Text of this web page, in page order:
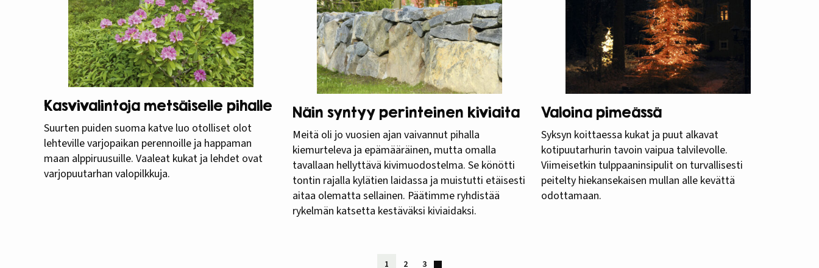
Kasvivalintoja metsäiselle pihalle
Suurten puiden suoma katve luo otolliset olot
lehteville varjopaikan perennoille ja happaman
maan alppiruusuille. Vaaleat kukat ja lehdet ovat
varjopuutarhan valopilkkuja.
Näin syntyy perinteinen kiviaita
Meitä oli jo vuosien ajan vaivannut pihalla
kiemurteleva ja epämääräinen, mutta omalla
tavallaan hellyttävä kivimuodostelma. Se könötti
tontin rajalla kylätien laidassa ja muistutti etäisesti
aitaa olematta sellainen. Päätimme ryhdistää
rykelmän katsetta kestäväksi kiviaidaksi.
Valoina pimeässä
Syksyn koittaessa kukat ja puut alkavat
kotipuutarhurin tavoin vaipua talvilevolle.
Viimeisetkin tulppaaninsipulit on turvallisesti
peitelty hiekansekaisen mullan alle kevättä
odottamaan.
1 2 3